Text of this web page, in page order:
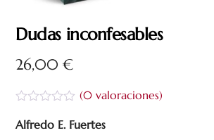
Dudas inconfesables
26,00€
a
(0valoraciones)
Alfredo E. Fuertes